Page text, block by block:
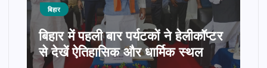
बिहार
बिहार में पहली बार पर्यटकों ने हेलीकॉप्टर
से देखें ऐतिहासिक और धार्मिक स्थल